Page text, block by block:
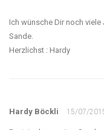
Ich wünsche Dir noch
Sande.
Herzlichst : Hardy
Hardy Böckli 15/07/